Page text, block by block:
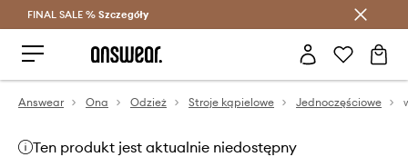
Oszczędzaj z Answear Club >
FINAL SALE % Szczegóły
Answear Ona Odzież Stroje kąpielowe Jednoczęściowe
Ten produkt jest aktualnie niedostępny